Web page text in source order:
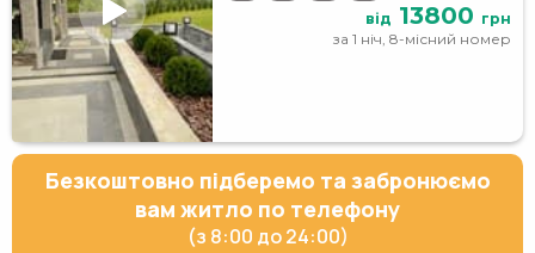
від 13800 грн
за 1 ніч, 8-місний номер
Безкоштовно підберемо та забронюємо
вам житло по телефону
(з 8:00 до 24:00)